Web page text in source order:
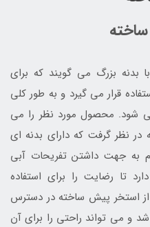
بدنه بزرگ می گویند که برای
قرار می گیرد و به طور کلی
شود. محصول مورد نظر را می
در نظر گرفت که دارای بدنه ای
به جهت داشتن تفریحات آبی
تا رضایت را برای استفاده
از استخر پیش ساخته در دسترس
و می تواند راحتی را برای آن